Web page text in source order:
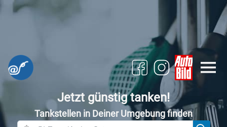
Jetzt günstig tanken!
Tankstellen in Deiner Umgebung finden